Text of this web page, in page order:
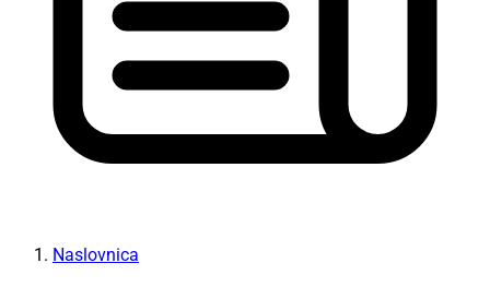
Naslovnica